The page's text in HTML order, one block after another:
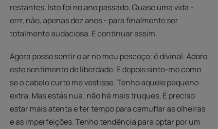
restantes. Isto foi no ano passado. Quase uma vida -
errr, não, apenas dez anos - para finalmente ser
totalmente audaciosa. E continuar assim.
Agora posso sentir o ar no meu pescoço; é divinal. Adoro
este sentimento de liberdade. E depois sinto-me como
se o cabelo curto me vestisse. Tenho aquele pequeno
extra. Mas estás nua; não há mais truques. É preciso
estar mais atenta e ter tempo para camuflar as olheiras
e as imperfeições. Tenho tendência para optar por um